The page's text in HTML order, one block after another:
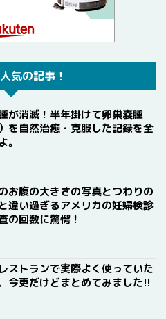
気の記事！
が消滅！半年掛けて卵巣嚢腫
を自然治癒・克服した記録を全
。
お腹の大きさの写真とつわりの
違い過ぎるアメリカの妊婦検診
の回数に驚愕！
ストランで実際よく使っていた
今更だけどまとめてみました!!